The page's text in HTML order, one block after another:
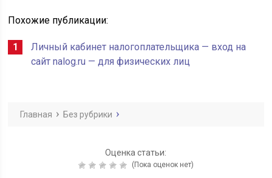
Похожие публикации:
Личный кабинет налогоплательщика — вход на
сайт nalog.ru — для физических лиц
Главная Без рубрики
Оценка статьи:
(Пока оценок нет)